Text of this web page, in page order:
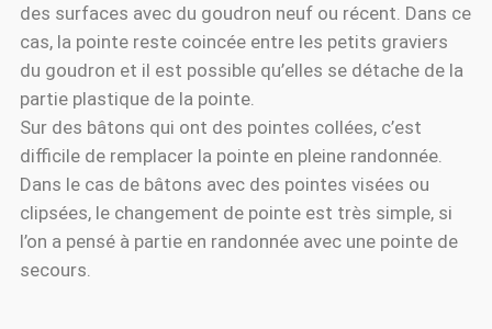
des surfaces avec du goudron neuf ou récent. Dans ce
cas, la pointe reste coincée entre les petits graviers
du goudron et il est possible qu’elles se détache de la
partie plastique de la pointe.
Sur des bâtons qui ont des pointes collées, c’est
difficile de remplacer la pointe en pleine randonnée.
Dans le cas de bâtons avec des pointes visées ou
clipsées, le changement de pointe est très simple, si
l’on a pensé à partie en randonnée avec une pointe de
secours.